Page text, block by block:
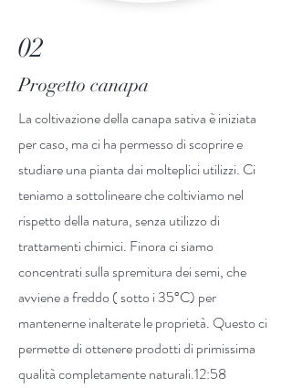
02
Progetto canapa
La coltivazione della canapa sativa è iniziata
per caso, ma ci ha permesso di scoprire e
studiare una pianta dai molteplici utilizzi. Ci
teniamo a sottolineare che coltiviamo nel
rispetto della natura, senza utilizzo di
trattamenti chimici. Finora ci siamo
concentrati sulla spremitura dei semi, che
avviene a freddo ( sotto i 35°C) per
mantenerne inalterate le proprietà. Questo ci
permette di ottenere prodotti di primissima
qualità completamente naturali.12:58